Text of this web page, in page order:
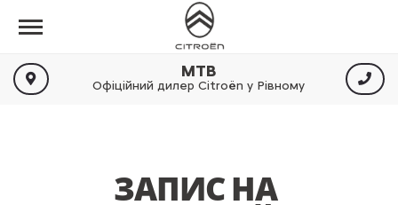
МТВ
Офіційний дилер Citroën у Рівному
ЗАПИС НА